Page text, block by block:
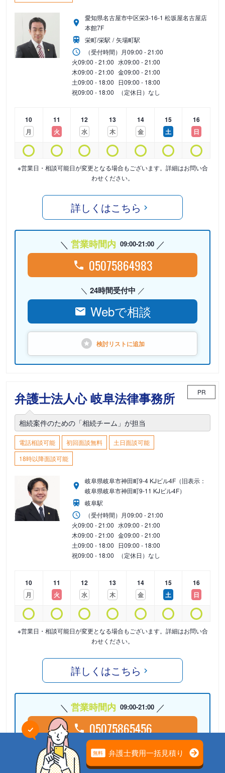
愛知県名古屋市中区栄3-16-1 松坂屋名古屋店
本館7F
栄町/栄駅
矢場町駅
（受付時間） 月09:00 - 21:00
火09:00 - 21:00 水09:00 - 21:00
木09:00 - 21:00 金09:00 - 21:00
土09:00 - 18:00 日09:00 - 18:00
祝09:00 - 18:00 （定休日）なし
10
月
11
火
12
水
13
木
14
金
15
土
16
日
※営業日・相談可能日が変更となる場合もございます。詳細はお問い合
わせください。
詳しくはこちら
営業時間内 09:00-21:00
05075864983
24時間受付中
Webで相談
検討リストに追加
弁護士法人心 岐阜法律事務所 PR
相続案件のための「相続チーム」が担当
電話相談可能 初回面談無料
土日面談可能
18時以降面談可能
岐阜県岐阜市神田町9-4 KJビル4F（旧表示：
岐阜県岐阜市神田町9-11 KJビル4F）
岐阜駅
（受付時間） 月09:00 - 21:00
火09:00 - 21:00 水09:00 - 21:00
木09:00 - 21:00 金09:00 - 21:00
土09:00 - 18:00 日09:00 - 18:00
祝09:00 - 18:00 （定休日）なし
10
月
11
火
12
水
13
木
14
金
15
土
16
日
※営業日・相談可能日が変更となる場合もございます。詳細はお問い合
わせください。
詳しくはこちら
営業時間内 09:00-21:00
05075865456
24時間受付中